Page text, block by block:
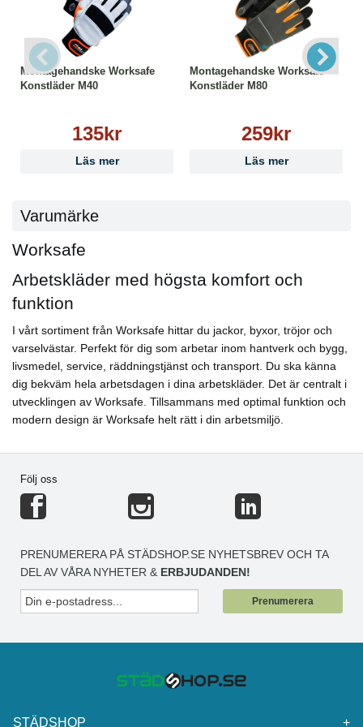
EN 511:2006 11X
EN-ISO 21420:2020
EN 388:2016 +A1:2018 2121X
Teknologi:
● Färgkodad
Godkännanden & Klassificeringar:
Category II
Montagehandske Worksafe
Konstläder M40
135kr
Läs mer
Montagehandske Worksafe
Konstläder M80
259kr
Läs mer
Varumärke
Worksafe
Arbetskläder med högsta komfort och
funktion
I vårt sortiment från Worksafe hittar du jackor, byxor, tröjor och
varselvästar. Perfekt för dig som arbetar inom hantverk och bygg,
livsmedel, service, räddningstjänst och transport. Du ska känna
dig bekväm hela arbetsdagen i dina arbetskläder. Det är centralt i
utvecklingen av Worksafe. Tillsammans med optimal funktion och
modern design är Worksafe helt rätt i din arbetsmiljö.
Följ oss
PRENUMERERA PÅ STÄDSHOP.SE NYHETSBREV OCH TA
DEL AV VÅRA NYHETER & ERBJUDANDEN!
Prenumerera
STÄDSHOP +